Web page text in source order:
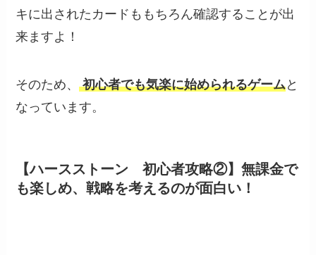
キに出されたカードももちろん確認することが出
来ますよ！
そのため、 初心者でも気楽に始められるゲームと
なっています。
【ハースストーン 初心者攻略②】無課金で
も楽しめ、戦略を考えるのが面白い！